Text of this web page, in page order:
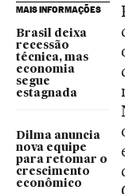
MAIS INFORMAÇÕES
Brasil deixa
recessão
técnica, mas
economia
segue
estagnada
Dilma anuncia
nova equipe
para retomar o
crescimento
econômico